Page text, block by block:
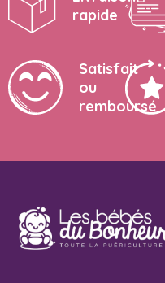
rapide
Satisfait
ou
remboursé